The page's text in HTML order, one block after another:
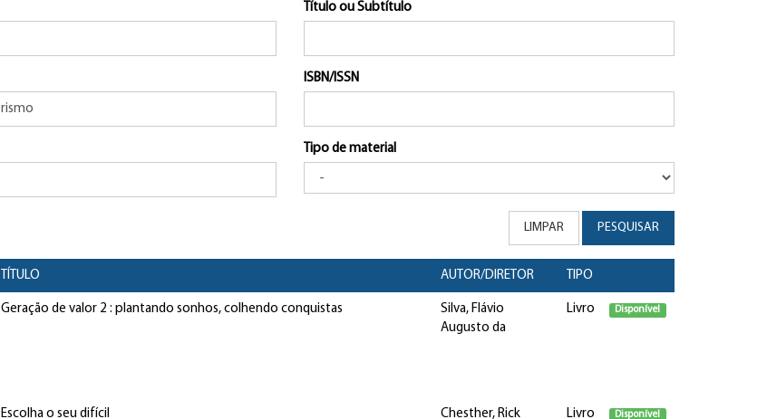
Título ou Subtítulo
ISBN/ISSN
Tipo de material
LIMPAR PESQUISAR
TÍTULO AUTOR/DIRETOR TIPO
Geração de valor 2 : plantando sonhos, colhendo conquistas
Silva, Flávio
Augusto da
Livro Disponível
Escolha o seu difícil Chesther, Rick Livro Disponível